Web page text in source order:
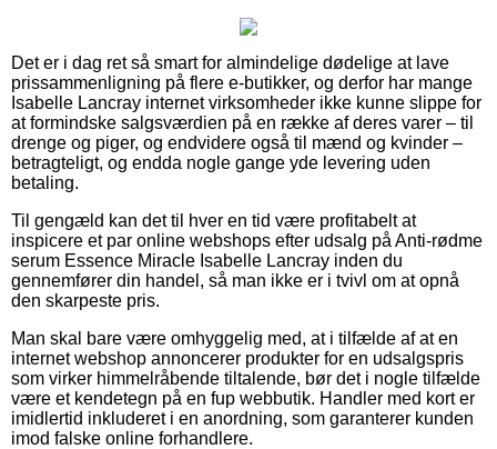
Det er i dag ret så smart for almindelige dødelige at lave
prissammenligning på flere e-butikker, og derfor har mange
Isabelle Lancray internet virksomheder ikke kunne slippe for
at formindske salgsværdien på en række af deres varer – til
drenge og piger, og endvidere også til mænd og kvinder –
betragteligt, og endda nogle gange yde levering uden
betaling.
Til gengæld kan det til hver en tid være profitabelt at
inspicere et par online webshops efter udsalg på Anti-rødme
serum Essence Miracle Isabelle Lancray inden du
gennemfører din handel, så man ikke er i tvivl om at opnå
den skarpeste pris.
Man skal bare være omhyggelig med, at i tilfælde af at en
internet webshop annoncerer produkter for en udsalgspris
som virker himmelråbende tiltalende, bør det i nogle tilfælde
være et kendetegn på en fup webbutik. Handler med kort er
imidlertid inkluderet i en anordning, som garanterer kunden
imod falske online forhandlere.